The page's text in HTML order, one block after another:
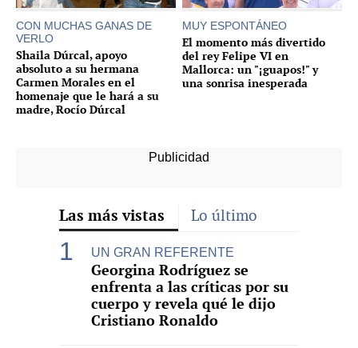
CON MUCHAS GANAS DE
VERLO
Shaila Dúrcal, apoyo
absoluto a su hermana
Carmen Morales en el
homenaje que le hará a su
madre, Rocío Dúrcal
MUY ESPONTÁNEO
El momento más divertido
del rey Felipe VI en
Mallorca: un "¡guapos!" y
una sonrisa inesperada
Las más vistas Lo último
UN GRAN REFERENTE
Georgina Rodríguez se
enfrenta a las críticas por su
cuerpo y revela qué le dijo
Cristiano Ronaldo